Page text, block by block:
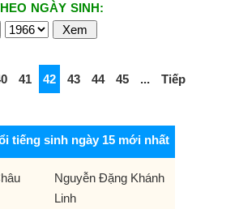
NGÀY SINH:
41 42 43 44 45 ... Tiếp
tiếng sinh ngày 15 mới nhất
Nguyễn Đặng Khánh
Linh